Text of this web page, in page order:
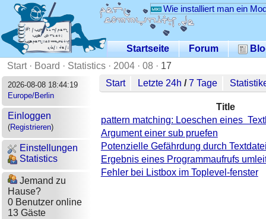
Wie installiert man ein
Startseite Forum
Start· Board · Statistics · 2004 · 08 · 17
2026-08-08 18:44:19
Europe/Berlin
Einloggen
(Registrieren)
Einstellungen
Statistics
Jemand zu
Hause?
0 Benutzer online
13 Gäste
Start Letzte 24h /7 Tage
Title
pattern matching: Loeschen eines
Argument einer sub pruefen
Potenzielle Gefährdung durch
Ergebnis eines Programmaufrufs
Fehler bei Listbox im Toplevel-fenster